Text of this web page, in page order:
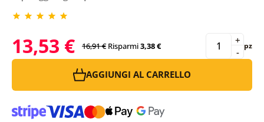
13,53 € 16,91 € Risparmi3,38 € -
+ pz
AGGIUNGI AL CARRELLO